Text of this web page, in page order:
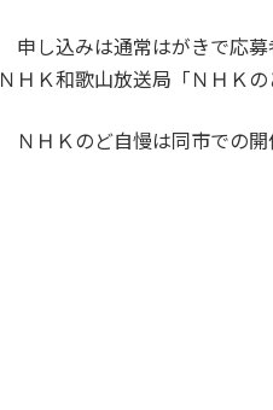
申し込みは通常はがきで応
ＮＨＫ和歌山放送局「ＮＨＫ
ＮＨＫのど自慢は同市での開